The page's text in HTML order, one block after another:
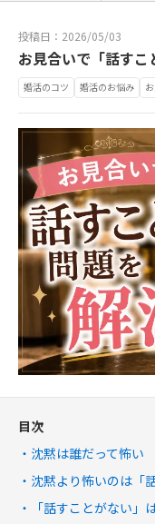
投稿日：2026/05/03
お見合いで「話す
婚活のコツ 婚活のお悩み
目次
沈黙は誰だって怖い
沈黙より怖いのは「
「話すことがない」